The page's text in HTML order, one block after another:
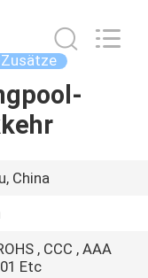
China
, CCC , AAA
Etc